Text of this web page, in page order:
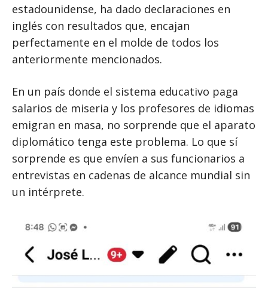
estadounidense, ha dado declaraciones en
inglés con resultados que, encajan
perfectamente en el molde de todos los
anteriormente mencionados.
En un país donde el sistema educativo paga
salarios de miseria y los profesores de idiomas
emigran en masa, no sorprende que el aparato
diplomático tenga este problema. Lo que sí
sorprende es que envíen a sus funcionarios a
entrevistas en cadenas de alcance mundial sin
un intérprete.